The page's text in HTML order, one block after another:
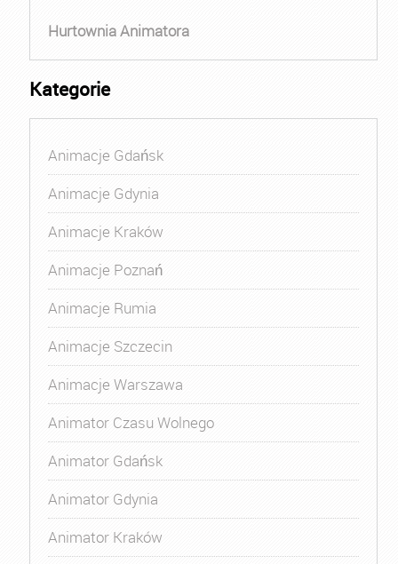
Hurtownia Animatora
Kategorie
Animacje Gdańsk
Animacje Gdynia
Animacje Kraków
Animacje Poznań
Animacje Rumia
Animacje Szczecin
Animacje Warszawa
Animator Czasu Wolnego
Animator Gdańsk
Animator Gdynia
Animator Kraków